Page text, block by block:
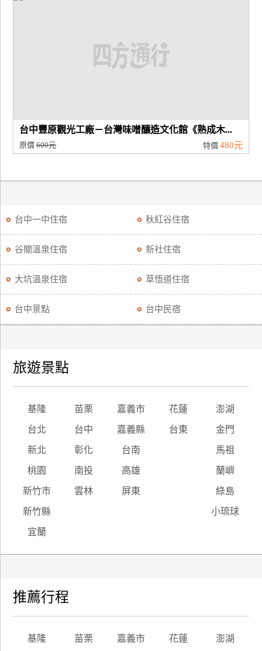
台中豐原觀光工廠－台灣味噌釀造文化館《熟成木...
原價600元 特價 480元
台中一中住宿 秋紅谷住宿
谷關溫泉住宿 新社住宿
大坑溫泉住宿 草悟道住宿
台中景點 台中民宿
旅遊景點
基隆 苗栗 嘉義市 花蓮 澎湖
台北 台中 嘉義縣 台東 金門
新北 彰化 台南 馬祖
桃園 南投 高雄 蘭嶼
新竹市 雲林 屏東 綠島
新竹縣 小琉球
宜蘭
推薦行程
基隆 苗栗 嘉義市 花蓮 澎湖